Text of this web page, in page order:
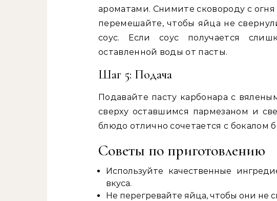
ароматами. Снимите сковороду с
перемешайте, чтобы яйца не
соус. Если соус получается
оставленной воды от пасты.
Шаг 5: Подача
Подавайте пасту карбонара с
сверху оставшимся пармезаном и
блюдо отлично сочетается с бокалом
Советы по приготовлению
Используйте качественные
вкуса.
Не перегревайте яйца, чтобы они не